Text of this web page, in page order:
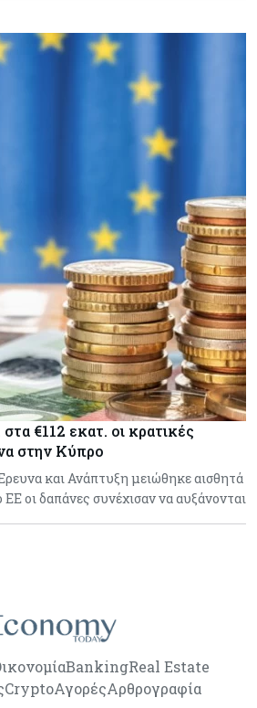
€112 εκατ. οι κρατικές
στην Κύπρο
και Ανάπτυξη μειώθηκε αισθητά
οι δαπάνες συνέχισαν να αυξάνονται
BankingReal Estate
CryptoΑγορέςΑρθρογραφία